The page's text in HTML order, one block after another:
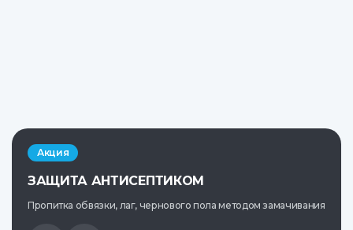
Акция
ЗАЩИТА АНТИСЕПТИКОМ
Пропитка обвязки, лаг, чернового пола методом замачивания